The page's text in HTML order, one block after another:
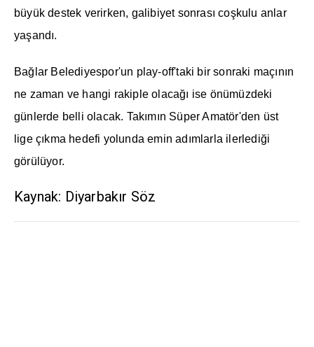
büyük destek verirken, galibiyet sonrası coşkulu anlar
yaşandı.
Bağlar Belediyespor'un play-off'taki bir sonraki maçının
ne zaman ve hangi rakiple olacağı ise önümüzdeki
günlerde belli olacak. Takımın Süper Amatör'den üst
lige çıkma hedefi yolunda emin adımlarla ilerlediği
görülüyor.
Kaynak: Diyarbakır Söz